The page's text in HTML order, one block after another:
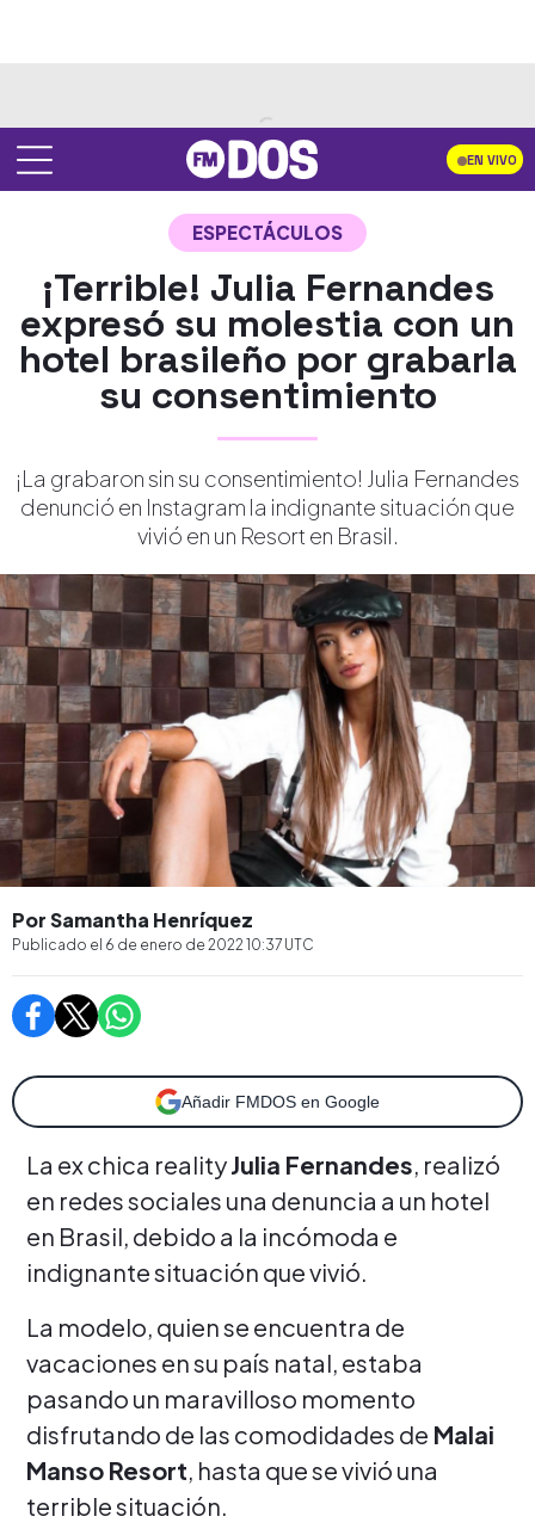
EN VIVO
ESPECTÁCULOS
¡Terrible! Julia Fernandes
expresó su molestia con un
hotel brasileño por grabarla
su consentimiento
¡La grabaron sin su consentimiento! Julia Fernandes
denunció en Instagram la indignante situación que
vivió en un Resort en Brasil.
Por Samantha Henríquez
Publicado el 6 de enero de 2022 10:37 UTC
Añadir FMDOS en Google
La ex chica realityJulia Fernandes, realizó
en redes sociales una denuncia a un hotel
en Brasil, debido a la incómoda e
indignante situación que vivió.
La modelo, quien se encuentra de
vacaciones en su país natal, estaba
pasando un maravilloso momento
disfrutando de las comodidades de Malai
Manso Resort, hasta que se vivió una
terrible situación.